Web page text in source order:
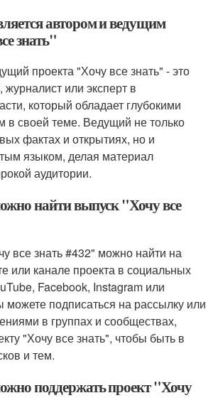
автором и ведущим
знать"
проекта "Хочу все знать" - это
или эксперт в
который обладает глубокими
в своей теме. Ведущий не только
фактах и открытиях, но и
языком, делая материал
аудитории.
найти выпуск "Хочу все
все знать #432" можно найти на
или канале проекта в социальных
Facebook, Instagram или
можете подписаться на рассылку или
в группах и сообществах,
"Хочу все знать", чтобы быть в
и тем.
поддержать проект "Хочу